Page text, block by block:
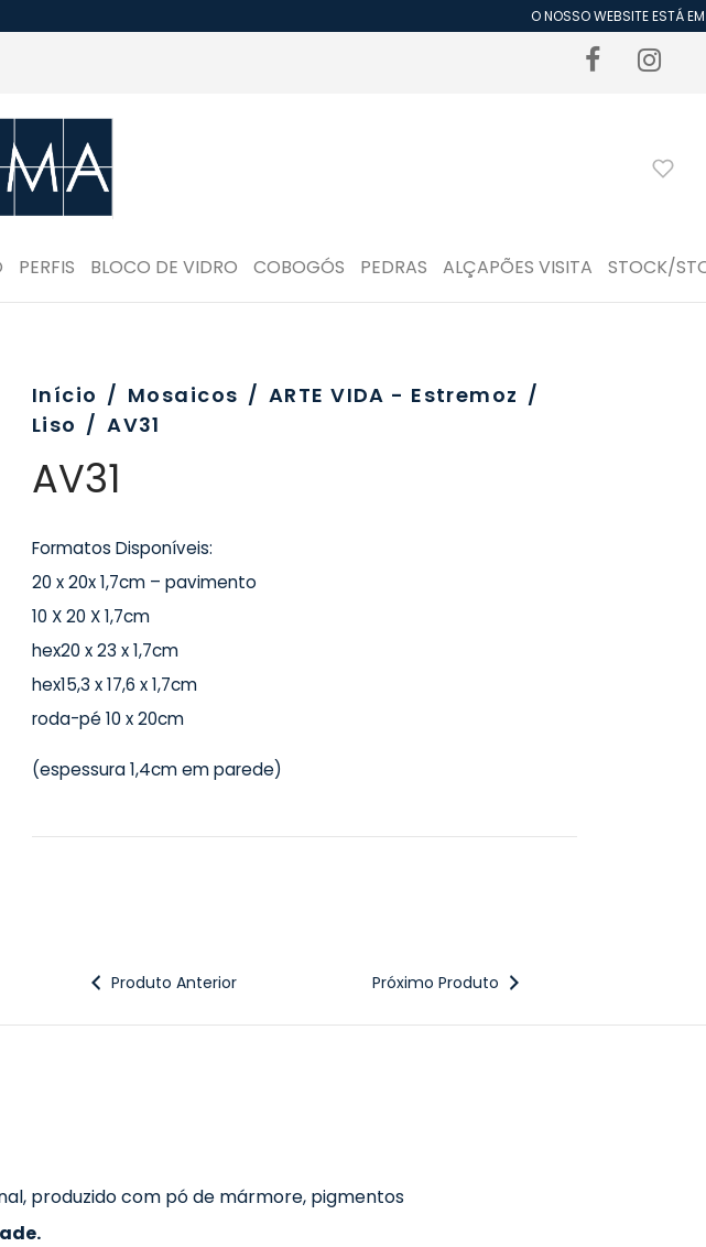
O NOSSO WEBSITE ESTÁ
PERFIS BLOCO DE VIDRO COBOGÓS PEDRAS ALÇAPÕES VISITA STOCK/
Início / Mosaicos / ARTE VIDA - Estremoz /
Liso / AV31
AV31
Formatos Disponíveis:
20 x 20x 1,7cm – pavimento
10 X 20 X 1,7cm
hex20 x 23 x 1,7cm
hex15,3 x 17,6 x 1,7cm
roda-pé 10 x 20cm
(espessura 1,4cm em parede)
Produto Anterior Próximo Produto
produzido com pó de mármore, pigmentos